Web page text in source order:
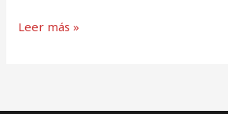
Leer más »